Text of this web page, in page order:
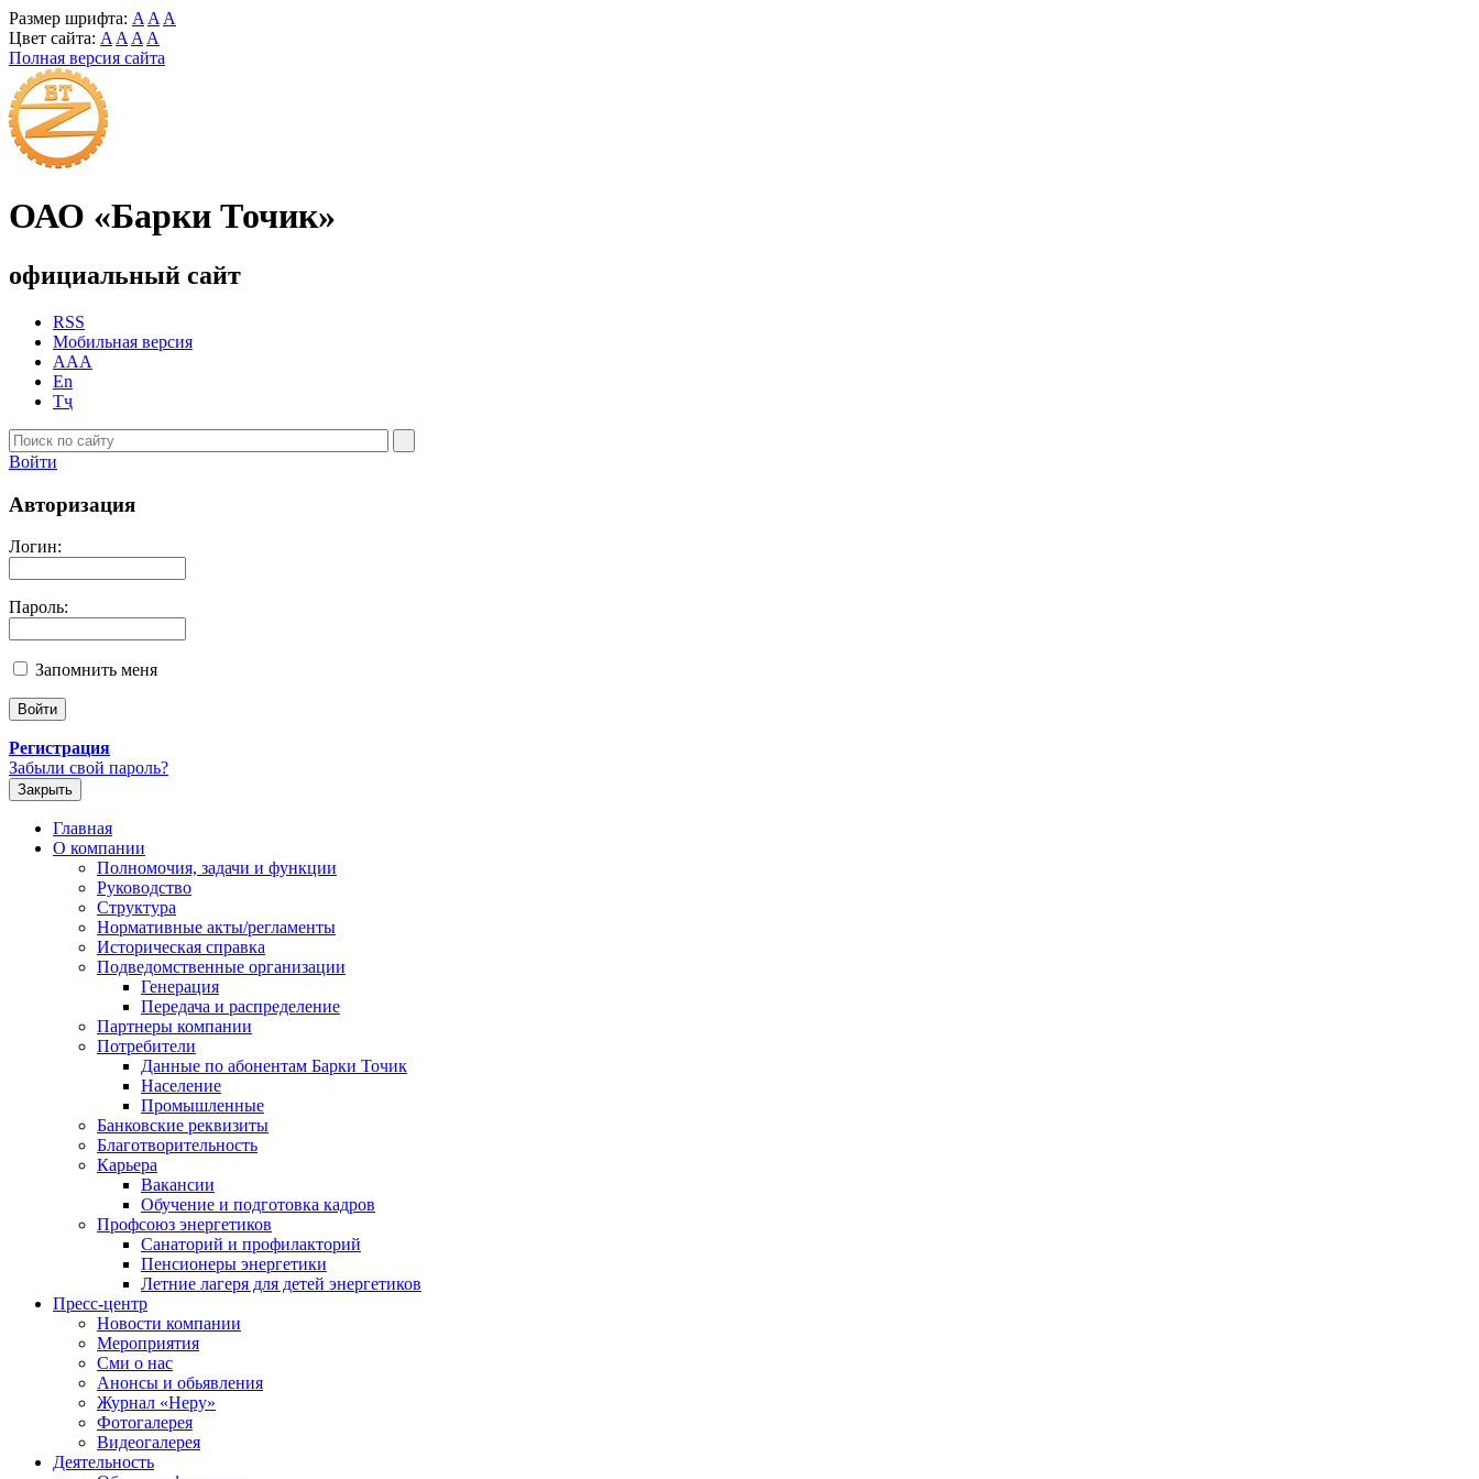
Размер шрифта: A A A
Цвет сайта: A A A A
Полная версия сайта
ОАО «Барки Точик»
официальный сайт
RSS
Мобильная версия
AAA
En
Тҷ
Войти
Авторизация
Логин:
Пароль:
Запомнить меня
Регистрация
Забыли свой пароль?
Закрыть
Главная
О компании
Полномочия, задачи и функции
Руководство
Структура
Нормативные акты/регламенты
Историческая справка
Подведомственные организации
Генерация
Передача и распределение
Партнеры компании
Потребители
Данные по абонентам Барки Точик
Население
Промышленные
Банковские реквизиты
Благотворительность
Карьера
Вакансии
Обучение и подготовка кадров
Профсоюз энергетиков
Санаторий и профилакторий
Пенсионеры энергетики
Летние лагеря для детей энергетиков
Пресс-центр
Новости компании
Мероприятия
Сми о нас
Анонсы и обьявления
Журнал «Неру»
Фотогалерея
Видеогалерея
Деятельность